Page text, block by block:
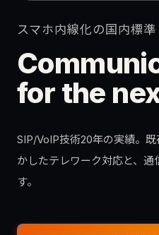
スマホ内線化の国内標準
for the
SIP/VoIP技術20年の実績。
かしたテレワーク対応と、
す。